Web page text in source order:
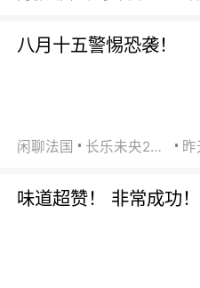
八月十五警惕恐袭！
闲聊法国 长乐未央2015
味道超赞！ 非常成功！